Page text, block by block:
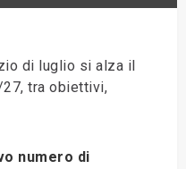
di luglio si alza il
tra obiettivi,
numero di